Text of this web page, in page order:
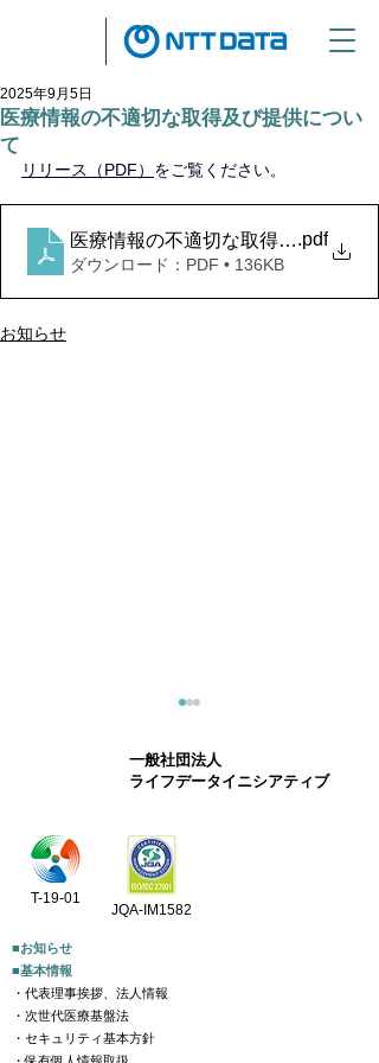
医療情報の不適切な取得及び提供につい
て
2025年9月5日
リリース（PDF） をご覧ください。
医療情報の不適切な取得及び提供に
.pdf
ダウンロード：PDF • 136KB
お知らせ
概説動画：千年カルテ 匿
名加工医療情報包括デー
タセットの提供開始につ
いて
一般社団法人
ライフデータイニシアティブ
T-19-01
JQA-IM1582
■お知らせ
■基本情報
・代表理事挨拶、法人情報
・次世代医療基盤法
・セキュリティ基本方針